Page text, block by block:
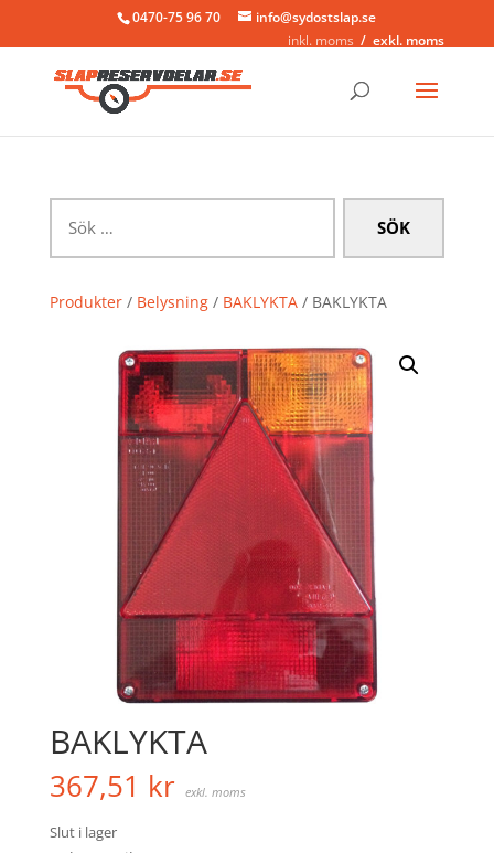
0470-75 96 70
info@sydostslap.se
inkl. moms
exkl. moms
efter:
Produkter/ Belysning/ BAKLYKTA/ BAKLYKTA
BAKLYKTA
367,51 kr exkl. moms
Slut i lager